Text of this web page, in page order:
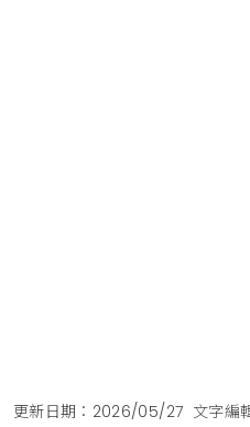
更新日期：2026/05/27 文字編